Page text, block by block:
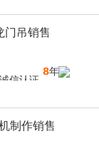
门吊销售
8年
制作销售